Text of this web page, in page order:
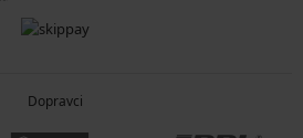
Dopravci